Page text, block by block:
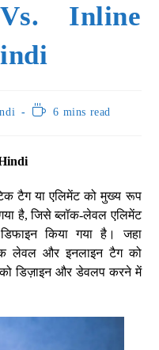
Inline
6 mins read
टैग या एलिमेंट को मुख्य रूप
है, जिसे ब्लॉक-लेवल एलिमेंट
किया गया है। जहा
लेवल और इनलाइन टैग को
डिज़ाइन और डेवलप करने में